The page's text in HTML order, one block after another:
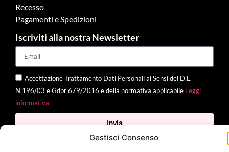
Gestisci Consenso
Recesso
Pagamenti e Spedizioni
Iscriviti alla nostra Newsletter
Accettazione Trattamento Dati Personali ai Sensi del D.L.
N.196/03 e Gdpr 679/2016 e della normativa applicabile Leggi
informativa
Invia